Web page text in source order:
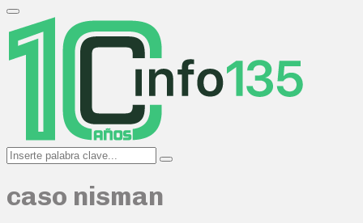
Primary
Menu
Search
for:
Search
caso nisman